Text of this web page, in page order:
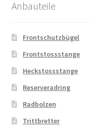
Anbauteile
Frontschutzbügel
Frontstossstange
Heckstossstange
Reserveradring
Radbolzen
Trittbretter